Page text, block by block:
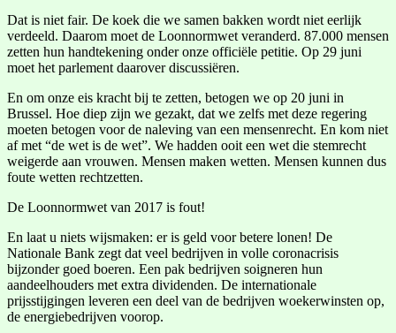
Dat is niet fair. De koek die we samen bakken wordt niet eerlijk
verdeeld. Daarom moet de Loonnormwet veranderd. 87.000 mensen
zetten hun handtekening onder onze officiële petitie. Op 29 juni
moet het parlement daarover discussiëren.
En om onze eis kracht bij te zetten, betogen we op 20 juni in
Brussel. Hoe diep zijn we gezakt, dat we zelfs met deze regering
moeten betogen voor de naleving van een mensenrecht. En kom niet
af met “de wet is de wet”. We hadden ooit een wet die stemrecht
weigerde aan vrouwen. Mensen maken wetten. Mensen kunnen dus
foute wetten rechtzetten.
De Loonnormwet van 2017 is fout!
En laat u niets wijsmaken: er is geld voor betere lonen! De
Nationale Bank zegt dat veel bedrijven in volle coronacrisis
bijzonder goed boeren. Een pak bedrijven soigneren hun
aandeelhouders met extra dividenden. De internationale
prijsstijgingen leveren een deel van de bedrijven woekerwinsten op,
de energiebedrijven voorop.